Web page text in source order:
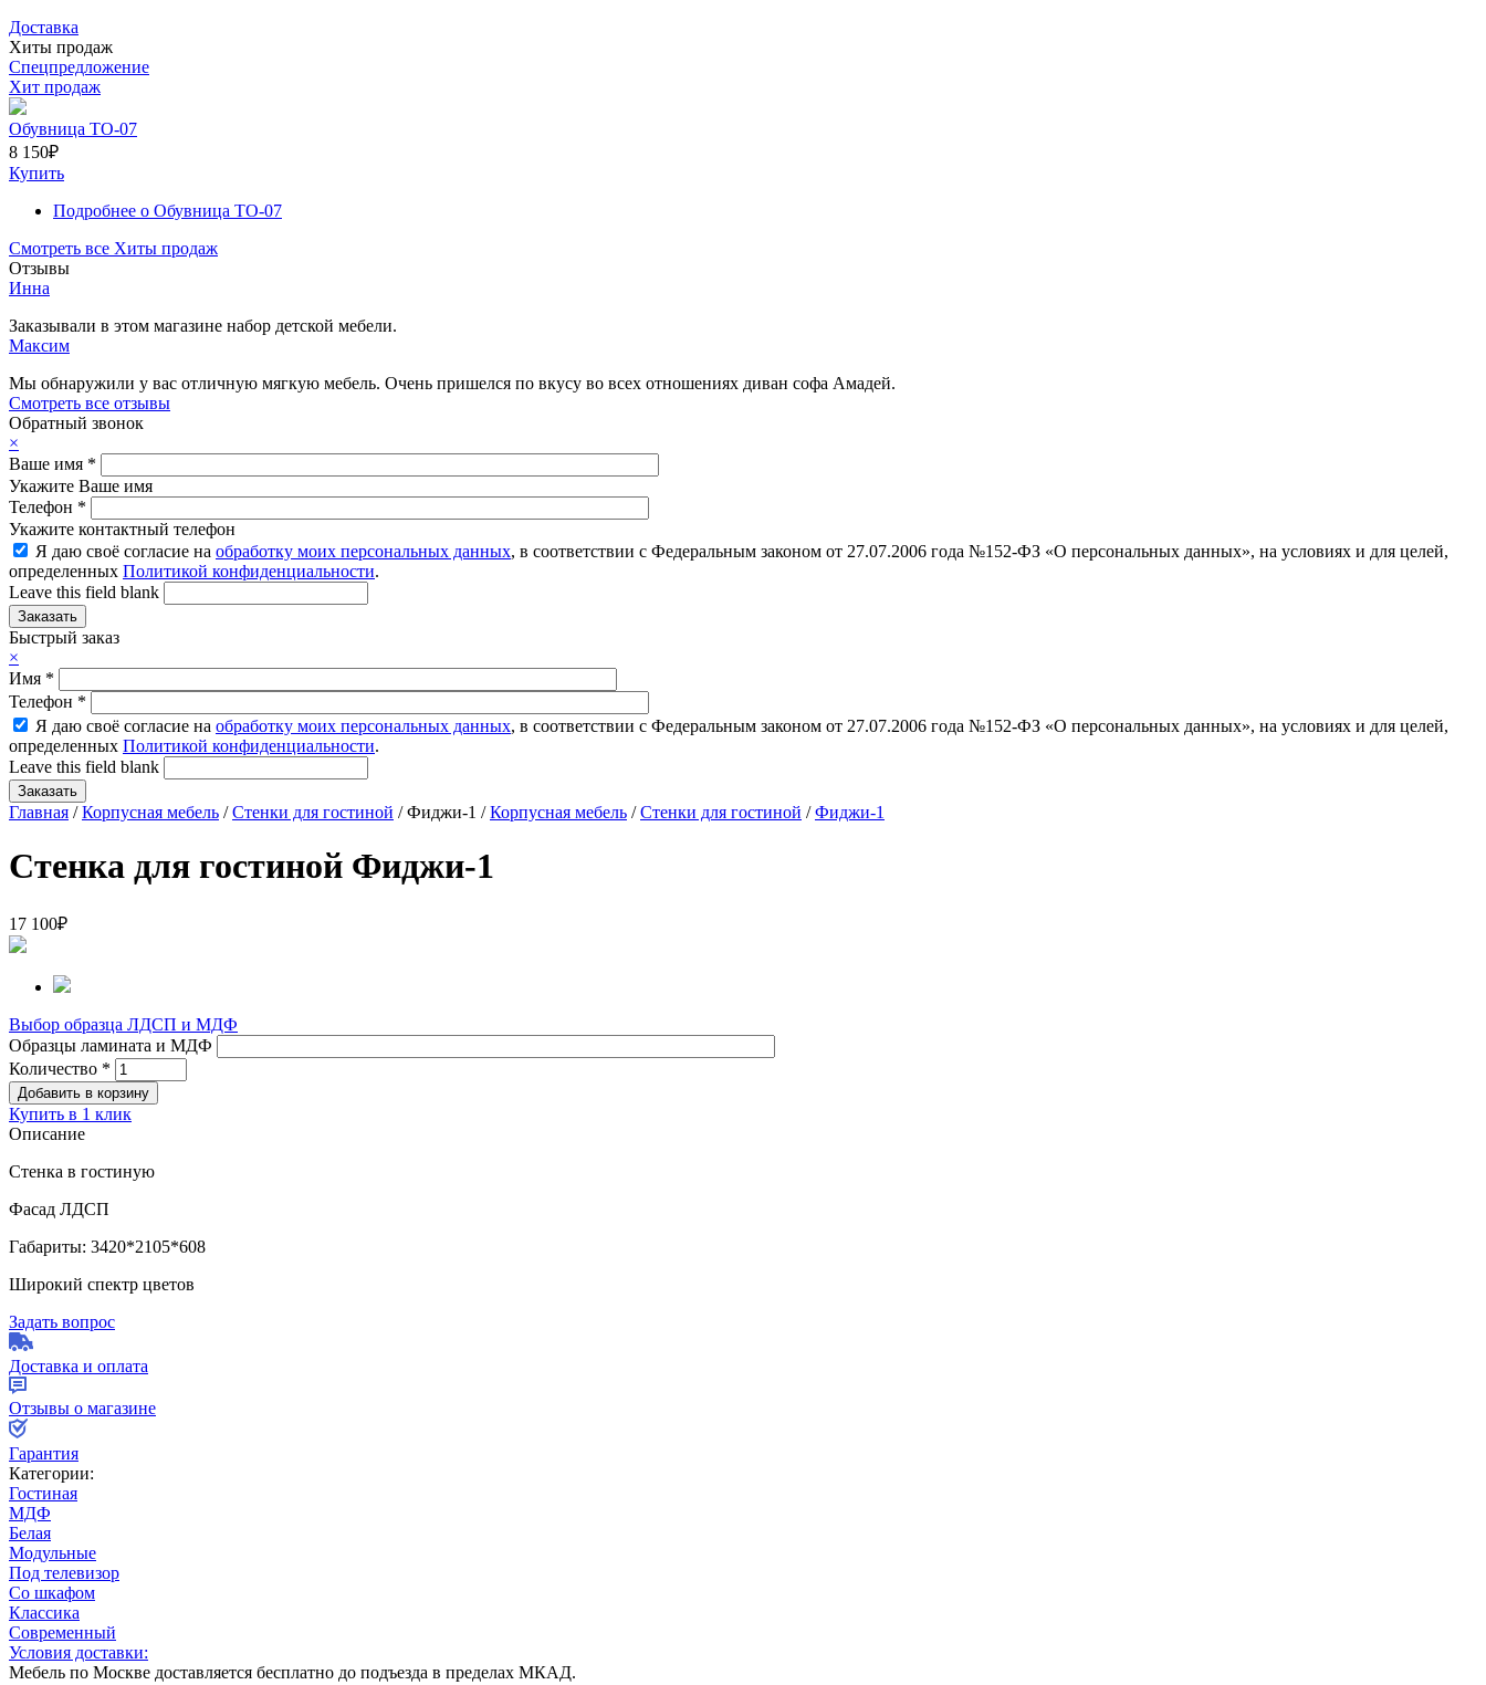
Доставка
Хиты продаж
Спецпредложение
Хит продаж
Обувница ТО-07
8 150₽
Купить
Подробнее о Обувница ТО-07
Смотреть все Хиты продаж
Отзывы
Инна
Заказывали в этом магазине набор детской мебели.
Максим
Мы обнаружили у вас отличную мягкую мебель. Очень пришелся по вкусу во всех отношениях диван софа Амадей.
Смотреть все отзывы
Обратный звонок
×
Ваше имя *
Укажите Ваше имя
Телефон *
Укажите контактный телефон
Я даю своё согласие на обработку моих персональных данных, в соответствии с Федеральным законом от 27.07.2006 года №152-ФЗ «О персональных данных», на условиях и для целей,
определенных Политикой конфиденциальности.
Leave this field blank
Быстрый заказ
×
Имя *
Телефон *
Я даю своё согласие на обработку моих персональных данных, в соответствии с Федеральным законом от 27.07.2006 года №152-ФЗ «О персональных данных», на условиях и для целей,
определенных Политикой конфиденциальности.
Leave this field blank
Главная /Корпусная мебель /Стенки для гостиной / Фиджи-1 /Корпусная мебель /Стенки для гостиной /Фиджи-1
Стенка для гостиной Фиджи-1
17 100₽
Выбор образца ЛДСП и МДФ
Образцы ламината и МДФ
Количество *
Купить в 1 клик
Описание
Стенка в гостиную
Фасад ЛДСП
Габариты: 3420*2105*608
Широкий спектр цветов
Задать вопрос
Доставка и оплата
Отзывы о магазине
Гарантия
Категории:
Гостиная
МДФ
Белая
Модульные
Под телевизор
Со шкафом
Классика
Современный
Условия доставки:
Мебель по Москве доставляется бесплатно до подъезда в пределах МКАД.